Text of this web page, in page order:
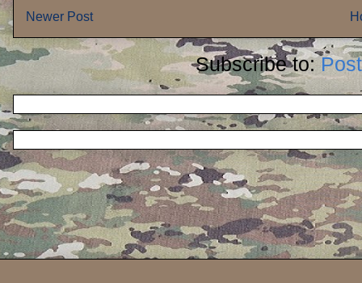
Newer Post
Subscribe to: